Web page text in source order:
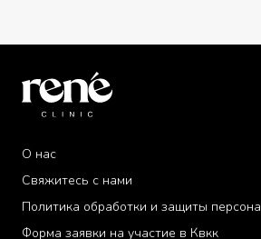
О нас
Свяжитесь с нами
Политика обработки и защиты
Форма заявки на участие в Квкк